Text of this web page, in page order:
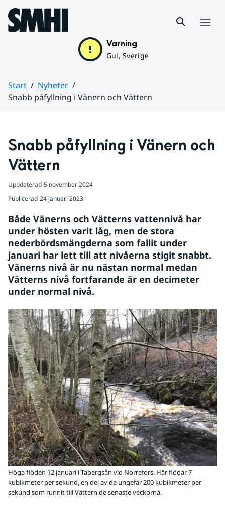
Hoppa till sidans innehåll
Varning
Gul, Sverige
Start
Nyheter
Snabb påfyllning i Vänern och Vättern
Snabb påfyllning i Vänern och
Vättern
Uppdaterad 5 november 2024
Publicerad 24 januari 2023
Både Vänerns och Vätterns vattennivå har
under hösten varit låg, men de stora
nederbördsmängderna som fallit under
januari har lett till att nivåerna stigit snabbt.
Vänerns nivå är nu nästan normal medan
Vätterns nivå fortfarande är en decimeter
under normal nivå.
Höga flöden 12 januari i Tabergsån vid Norrefors. Här flödar 7
kubikmeter per sekund, en del av de ungefär 200 kubikmeter per
sekund som runnit till Vättern de senaste veckorna.